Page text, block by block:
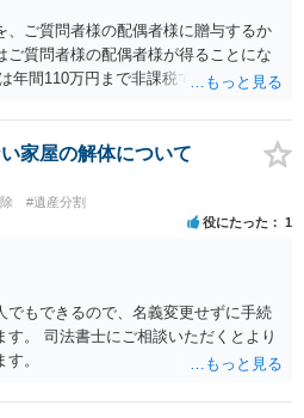
、ご質問者様の配偶者様に贈与するか
ご質問者様の配偶者様が得ることにな
年間110万円まで非課税であり、トイ
家屋の解体について
#遺産分割
役にたった 1
でもできるので、名義変更せずに手続
す。 司法書士にご相談いただくとより
。